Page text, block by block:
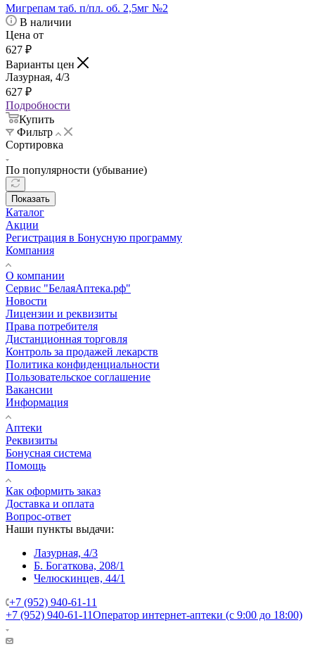
Мигрепам таб. п/пл. об. 2,5мг №2
В наличии
Цена от
627 ₽
Варианты цен
Лазурная, 4/3
627 ₽
Подробности
Купить
Фильтр
Сортировка
По популярности (убывание)
Показать
Каталог
Акции
Регистрация в Бонусную программу
Компания
О компании
Сервис "БелаяАптека.рф"
Новости
Лицензии и реквизиты
Права потребителя
Дистанционная торговля
Контроль за продажей лекарств
Политика конфиденциальности
Пользовательское соглашение
Вакансии
Информация
Аптеки
Реквизиты
Бонусная система
Помощь
Как оформить заказ
Доставка и оплата
Вопрос-ответ
Наши пункты выдачи:
Лазурная, 4/3
Б. Богаткова, 208/1
Челюскинцев, 44/1
+7 (952) 940-61-11
+7 (952) 940-61-11Оператор интернет-аптеки (с 9:00 до 18:00)